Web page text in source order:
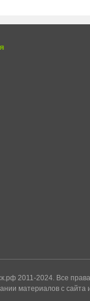
2011-2024. Все
материалов с сайта